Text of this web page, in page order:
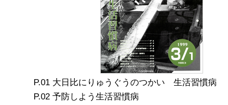
大日比にりゅうぐうのつかい 生活習慣病
予防しよう生活習慣病